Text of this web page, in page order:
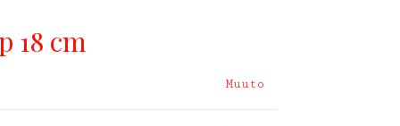
18 cm
Muuto